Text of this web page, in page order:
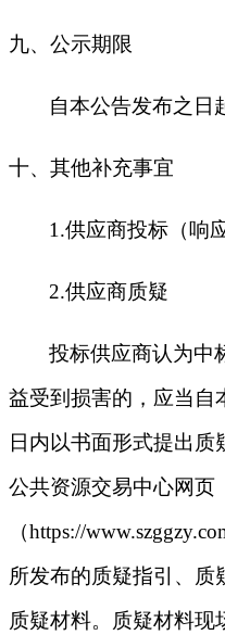
九、公示期限
自本公告发布之日
十、其他补充事宜
1.供应商投标（响
2.供应商质疑
投标供应商认为中
益受到损害的，应当自
日内以书面形式提出质
公共资源交易中心网页
（https://
所发布的质疑指引、质
质疑材料。质疑材料现